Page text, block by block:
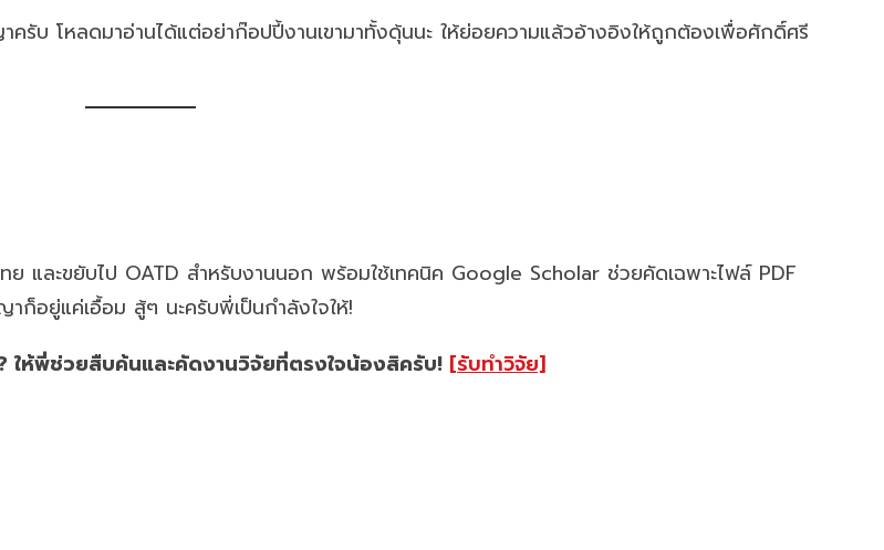
รับ โหลดมาอ่านได้แต่อย่าก๊อปปี้งานเขามาทั้งดุ้นนะ ให้ย่อยความแล้วอ้างอิงให้ถูกต้องเพื่อศักดิ์ศรี
และขยับไป OATD สำหรับงานนอก พร้อมใช้เทคนิค Google Scholar ช่วยคัดเฉพาะไฟล์ PDF
ก็อยู่แค่เอื้อม สู้ๆ นะครับพี่เป็นกำลังใจให้!
ให้พี่ช่วยสืบค้นและคัดงานวิจัยที่ตรงใจน้องสิครับ! [รับทำวิจัย]